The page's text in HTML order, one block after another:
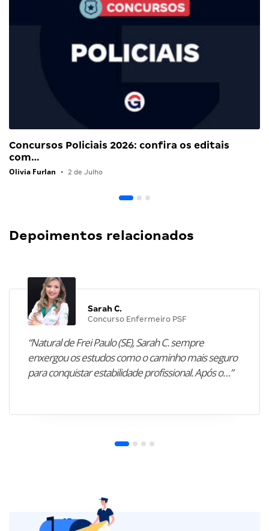
Concursos Policiais 2026: confira os editais
com…
Olivia Furlan • 2 de Julho
Depoimentos relacionados
Sarah C.
Concurso Enfermeiro PSF
“Natural de Frei Paulo (SE), Sarah C. sempre
enxergou os estudos como o caminho mais seguro
para conquistar estabilidade profissional. Após o…”